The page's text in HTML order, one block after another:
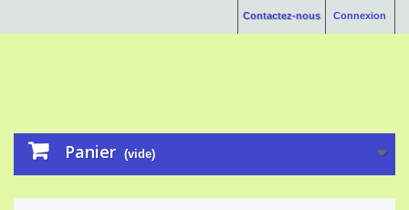
Connexion
Contactez-nous
Panier (vide)